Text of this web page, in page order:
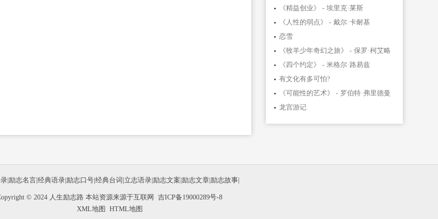
《精益创业》 - 埃里克·莱斯
《人性的弱点》 - 戴尔·卡耐基
恋雪
《牧羊少年奇幻之旅》 - 保罗·柯艾略
《四个约定》 - 米格尔·路易兹
有文化有多可怕?
《可能性的艺术》 - 罗伯特·弗里德曼
龙宫游记
|励志名言|经典语录|励志口号|经典台词 |立志语录|励志文案|励志文章|励志故事|
© 2024 人生励志路 本站资源来源于互联网 吉ICP备19000289号-8
XML地图
HTML地图